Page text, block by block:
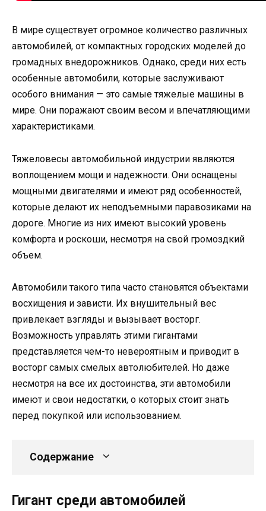
В мире существует огромное количество различных
автомобилей, от компактных городских моделей до
громадных внедорожников. Однако, среди них есть
особенные автомобили, которые заслуживают
особого внимания — это самые тяжелые машины в
мире. Они поражают своим весом и впечатляющими
характеристиками.
Тяжеловесы автомобильной индустрии являются
воплощением мощи и надежности. Они оснащены
мощными двигателями и имеют ряд особенностей,
которые делают их неподъемными паравозиками на
дороге. Многие из них имеют высокий уровень
комфорта и роскоши, несмотря на свой громоздкий
объем.
Автомобили такого типа часто становятся объектами
восхищения и зависти. Их внушительный вес
привлекает взгляды и вызывает восторг.
Возможность управлять этими гигантами
представляется чем-то невероятным и приводит в
восторг самых смелых автолюбителей. Но даже
несмотря на все их достоинства, эти автомобили
имеют и свои недостатки, о которых стоит знать
перед покупкой или использованием.
Содержание
Гигант среди автомобилей